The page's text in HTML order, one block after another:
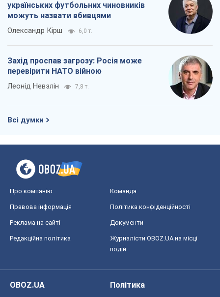
українських футбольних чиновників
можуть назвати вбивцями
Олександр Кірш 6,0 т.
Захід проспав загрозу: Росія може
перевірити НАТО війною
Леонід Невзлін 7,8 т.
Всі думки
Про компанію Команда
Правова інформація Політика конфіденційності
Реклама на сайті Документи
Редакційна політика
Журналісти OBOZ.UA на місці
подій
OBOZ.UA
Політика